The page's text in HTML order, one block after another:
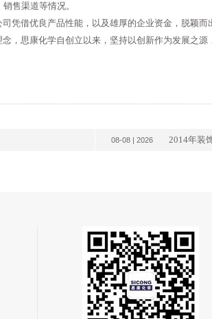
售渠道等情况。
凭借优良产品性能，以及雄厚的企业资金，脱颖而
，思康化学自创立以来，坚持以创新作为发展之
08-08 | 2026 2014年装